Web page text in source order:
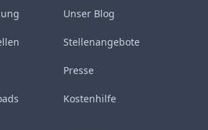
Unser Blog
Stellenangebote
Presse
Kostenhilfe